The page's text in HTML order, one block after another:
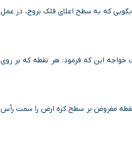
که به سطح اعلای فلک بروج، در عمل
خواجه این که فرمود: هر نقطه که بر روی
مفروض بر سطح کره ارض را سمت رأس